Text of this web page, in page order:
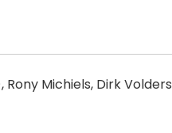
Michiels, Dirk Volders